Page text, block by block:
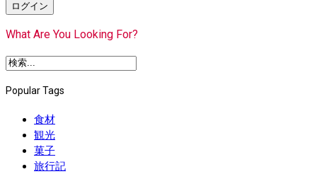
ログイン
What Are You Looking For?
Popular Tags
食材
観光
菓子
旅行記